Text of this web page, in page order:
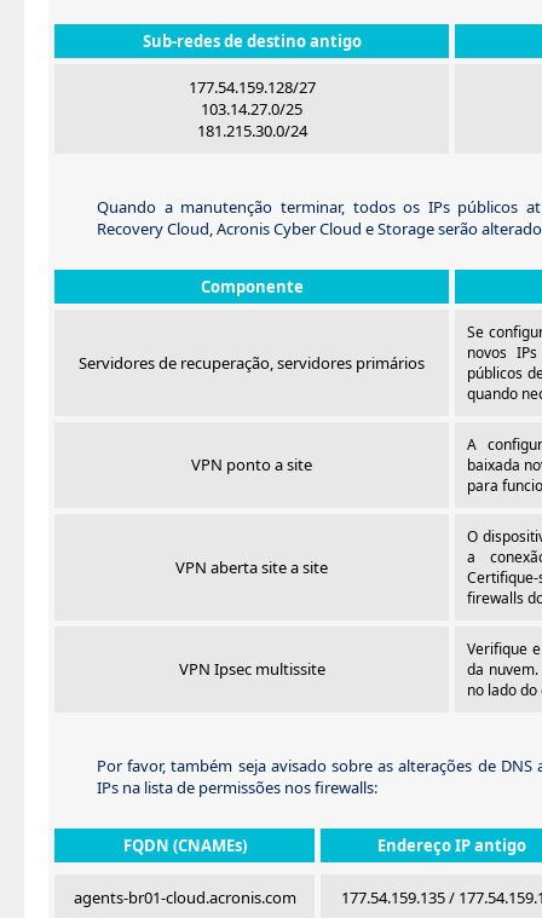
Sub-redes de destino antigo
177.54.159.128/27
103.14.27.0/25
181.215.30.0/24
Quando a manutenção terminar, todos os IPs públicos
Recovery Cloud, Acronis Cyber Cloud e Storage serão
Componente
Servidores de recuperação, servidores primários
Se
novos
públicos
quando
VPN ponto a site
A
baixada
para
VPN aberta site a site
O
a
firewalls
VPN Ipsec multissite
Verifique
da
no lado
Por favor, também seja avisado sobre as alterações de
IPs na lista de permissões nos firewalls:
FQDN (CNAMEs) Endereço IP antigo
agents-br01-cloud.acronis.com 177.54.159.135 /